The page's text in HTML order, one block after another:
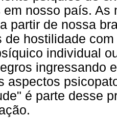
em nosso país. As
partir de nossa
de hostilidade
individual
ingressando
aspectos
é parte desse